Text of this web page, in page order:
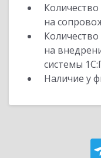
на
на
системы
Наличие у